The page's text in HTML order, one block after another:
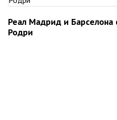
Реал Мадрид и Барселона
Родри